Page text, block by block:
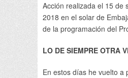
Acción realizada el 15 de
2018 en el solar de
de la programación del
LO DE SIEMPRE OTRA
En estos días he vuelto a